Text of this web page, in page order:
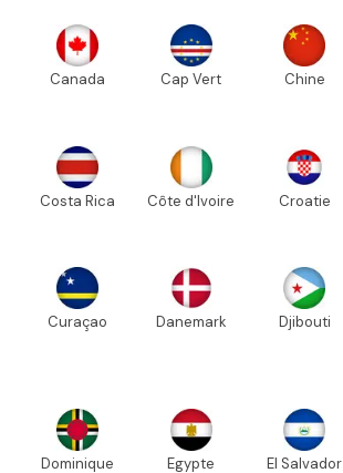
Canada Cap Vert Chine
Costa Rica Côte d'Ivoire Croatie
Curaçao Danemark Djibouti
Dominique Egypte El Salvador